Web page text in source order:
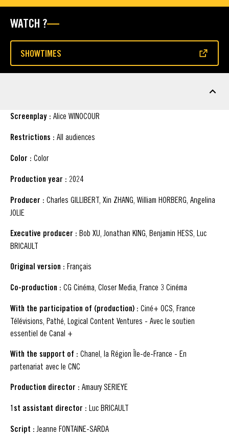
WATCH ?
SHOWTIMES
(OPENS IN A NEW WINDOW)
Screenplay : Alice WINOCOUR
Restrictions : All audiences
Color : Color
Production year : 2024
Producer : Charles GILLIBERT, Xin ZHANG, William HORBERG, Angelina
JOLIE
Executive producer : Bob XU, Jonathan KING, Benjamin HESS, Luc
BRICAULT
Original version : Français
Co-production : CG Cinéma, Closer Media, France 3 Cinéma
With the participation of (production) : Ciné+ OCS, France
Télévisions, Pathé, Logical Content Ventures - Avec le soutien
essentiel de Canal +
With the support of : Chanel, la Région Île-de-France - En
partenariat avec le CNC
Production director : Amaury SERIEYE
1st assistant director : Luc BRICAULT
Script : Jeanne FONTAINE-SARDA